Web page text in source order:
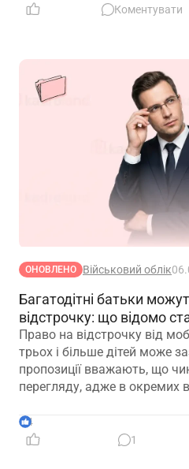
погоджується зКоментувати
ОНОВЛЕНО Військовий облік
Багатодітні батьки
відстрочку: що відомо
Право на відстрочку від
трьох і більше дітей може
пропозиції вважають, що
перегляду, адже в окремих
дітей. Водночас вже
коментарі
4
1